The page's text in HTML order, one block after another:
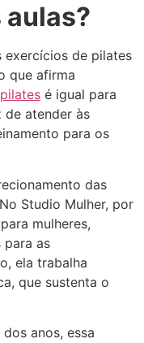
aulas?
exercícios de pilates
que afirma
é igual para
de atender às
para os
das
Studio Mulher, por
mulheres,
para as
ela trabalha
que sustenta o
anos, essa